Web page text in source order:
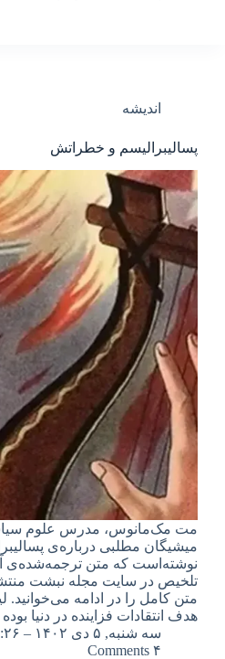
اندیشه
پسالیبرالیسم و خطراتش
مت مک‌مانوس، مدرس علوم
میشیگان مطلبی درباره‌ی
نوشته‌است که متن ترجمه‌شده‌ی
تلخیص در سایت مجله نبشت
متن کامل را در ادامه می‌خوانید.
هدف انتقادات فزاینده در دنیا
سه شنبه, ۵ دی ۱۴۰۲ – ۱۶:۲۶
۴ Comments